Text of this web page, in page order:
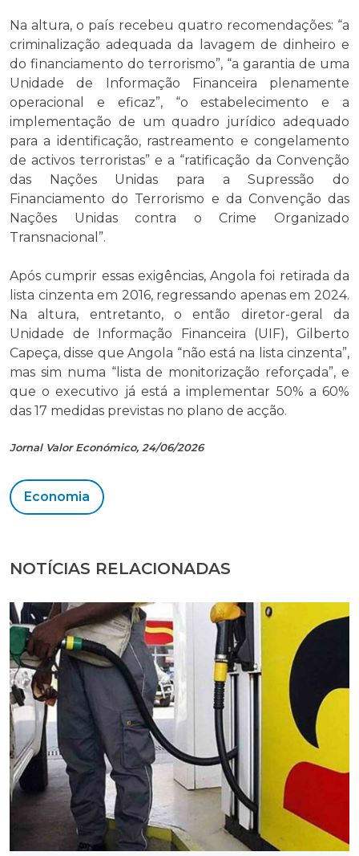
Na altura, o país recebeu quatro recomendações: “a
criminalização adequada da lavagem de dinheiro e
do financiamento do terrorismo”, “a garantia de uma
Unidade de Informação Financeira plenamente
operacional e eficaz”, “o estabelecimento e a
implementação de um quadro jurídico adequado
para a identificação, rastreamento e congelamento
de activos terroristas” e a “ratificação da Convenção
das Nações Unidas para a Supressão do
Financiamento do Terrorismo e da Convenção das
Nações Unidas contra o Crime Organizado
Transnacional”.
Após cumprir essas exigências, Angola foi retirada da
lista cinzenta em 2016, regressando apenas em 2024.
Na altura, entretanto, o então diretor-geral da
Unidade de Informação Financeira (UIF), Gilberto
Capeça, disse que Angola “não está na lista cinzenta”,
mas sim numa “lista de monitorização reforçada”, e
que o executivo já está a implementar 50% a 60%
das 17 medidas previstas no plano de acção.
Jornal Valor Económico, 24/06/2026
Economia
NOTÍCIAS RELACIONADAS